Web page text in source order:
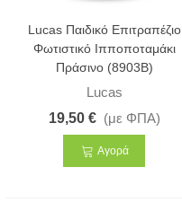
Lucas Παιδικό Επιτραπέζιο
Φωτιστικό Ιπποποταμάκι
Πράσινο (8903B)
Lucas
19,50 € (με ΦΠΑ)
Αγορά